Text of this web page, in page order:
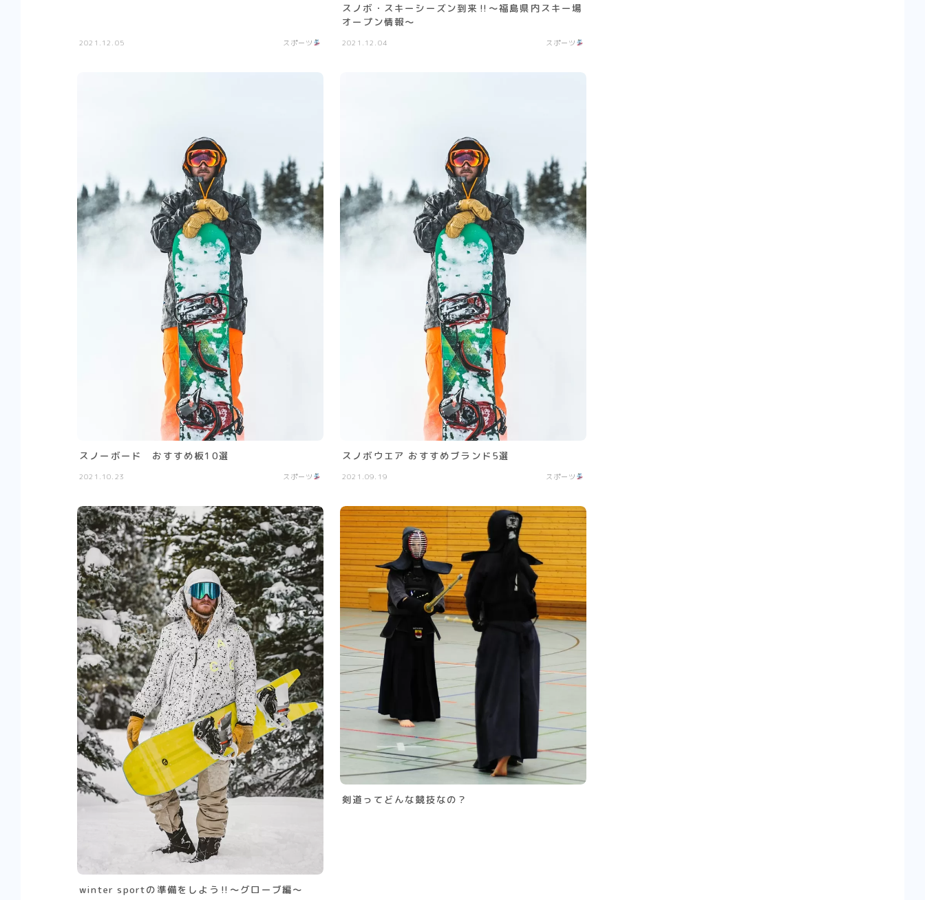
2021.12.05 スポーツ
スノボ・スキーシーズン到来‼︎〜福島県内スキー場
オープン情報〜
2021.12.04 スポーツ
スノーボード おすすめ板10選
2021.10.23 スポーツ
スノボウエア おすすめブランド5選
2021.09.19 スポーツ
winter sportの準備をしよう‼︎〜グローブ編〜
剣道ってどんな競技なの？